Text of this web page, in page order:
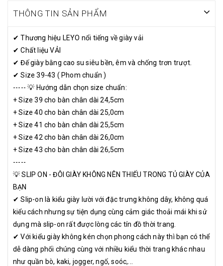
THÔNG TIN SẢN PHẨM
✔ Thương hiệu LEYO nổi tiếng về giày vải
✔ Chất liệu VẢI
✔ Đế giày bằng cao su siêu bền, êm và chống trơn trượt.
✔ Size 39-43 ( Phom chuẩn )
----- 💡 Hướng dẫn chọn size chuẩn:
+ Size 39 cho bàn chân dài 24,5cm
+ Size 40 cho bàn chân dài 25,0cm
+ Size 41 cho bàn chân dài 25,5cm
+ Size 42 cho bàn chân dài 26,0cm
+ Size 43 cho bàn chân dài 26,5cm
-----
💡 SLIP ON - ĐÔI GIÀY KHÔNG NÊN THIẾU TRONG TỦ GIÀY CỦA
BẠN
✔ Slip-on là kiểu giày lười với đặc trưng không dây, không quá
kiểu cách nhưng sự tiện dụng cùng cảm giác thoải mái khi sử
dụng mà slip-on rất được lòng các tín đồ thời trang.
✔ Với kiểu giày không kén chọn phong cách này thì bạn có thể
dễ dàng phối chúng cùng với nhiều kiểu thời trang khác nhau
như quần bò, kaki, jogger, ngố, soóc,...